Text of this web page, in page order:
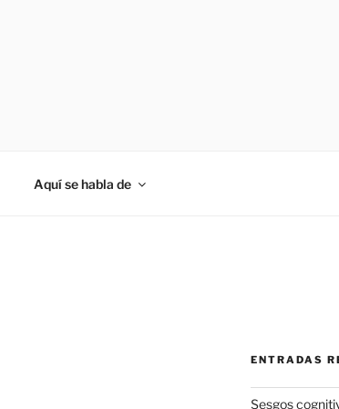
Aquí se habla de
ENTRADAS
Sesgos